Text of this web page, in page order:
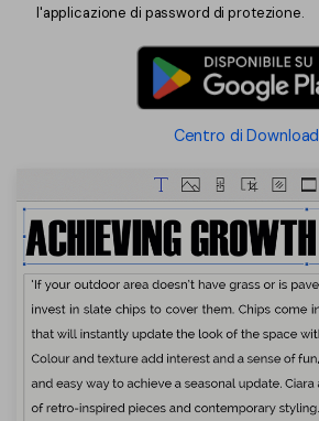
l'applicazione di password di protezione.
Centro di Download